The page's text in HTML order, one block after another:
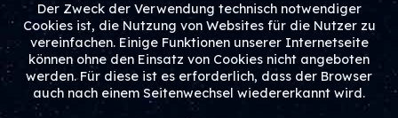
Der Zweck der Verwendung technisch notwendiger
Cookies ist, die Nutzung von Websites für die Nutzer zu
vereinfachen. Einige Funktionen unserer Internetseite
können ohne den Einsatz von Cookies nicht angeboten
werden. Für diese ist es erforderlich, dass der Browser
auch nach einem Seitenwechsel wiedererkannt wird.